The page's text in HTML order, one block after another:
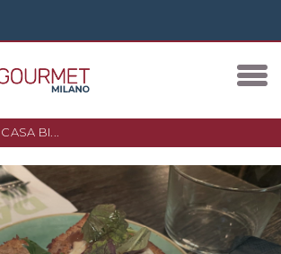
CASA BI...
10 DICEMBRE 2023
QUARTIERE D…
LEGGI DI PIÙ